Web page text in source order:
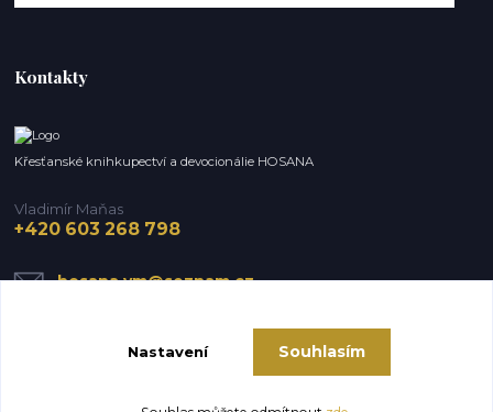
Kontakty
Křesťanské knihkupectví a devocionálie HOSANA
Vladimír Maňas
+420 603 268 798
hosana.vm@seznam.cz
Nastavení Souhlasím